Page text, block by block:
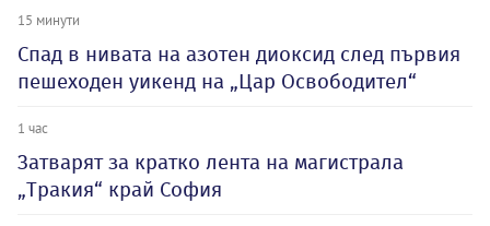
15 минути
Спад в нивата на азотен диоксид след първия
пешеходен уикенд на „Цар Освободител“
1 час
Затварят за кратко лента на магистрала
„Тракия“ край София